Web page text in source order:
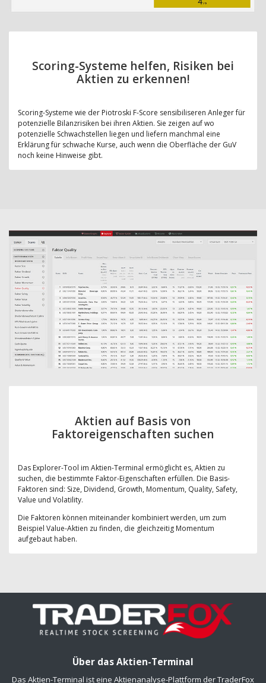
Scoring-Systeme helfen, Risiken bei
Aktien zu erkennen!
Scoring-Systeme wie der Piotroski F-Score sensibiliseren Anleger für
potenzielle Bilanzrisiken bei ihren Aktien. Sie zeigen auf wo
potenzielle Schwachstellen liegen und liefern manchmal eine
Erklärung für schwache Kurse, auch wenn die Oberfläche der GuV
noch keine Hinweise gibt.
Aktien auf Basis von
Faktoreigenschaften suchen
Das Explorer-Tool im Aktien-Terminal ermöglicht es, Aktien zu
suchen, die bestimmte Faktor-Eigenschaften erfüllen. Die Basis-
Faktoren sind: Size, Dividend, Growth, Momentum, Quality, Safety,
Value und Volatility.
Die Faktoren können miteinander kombiniert werden, um zum
Beispiel Value-Aktien zu finden, die gleichzeitig Momentum
aufgebaut haben.
Über das Aktien-Terminal
Das Aktien-Terminal ist eine Aktienanalyse-Plattform der TraderFox